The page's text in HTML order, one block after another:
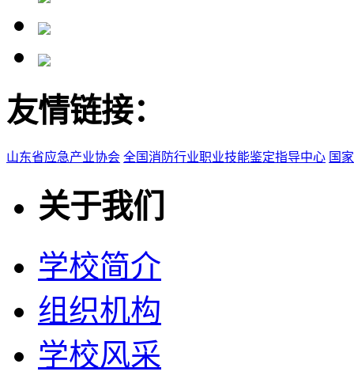
友情链接：
山东省应急产业协会 全国消防行业职业技能鉴定指导中心 国
关于我们
学校简介
组织机构
学校风采